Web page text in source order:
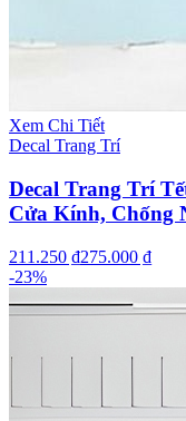
Xem Chi Tiết
Decal Trang Trí
Decal Trang Trí
Cửa Kính, Chống
211.250 ₫275.000 ₫
-23%